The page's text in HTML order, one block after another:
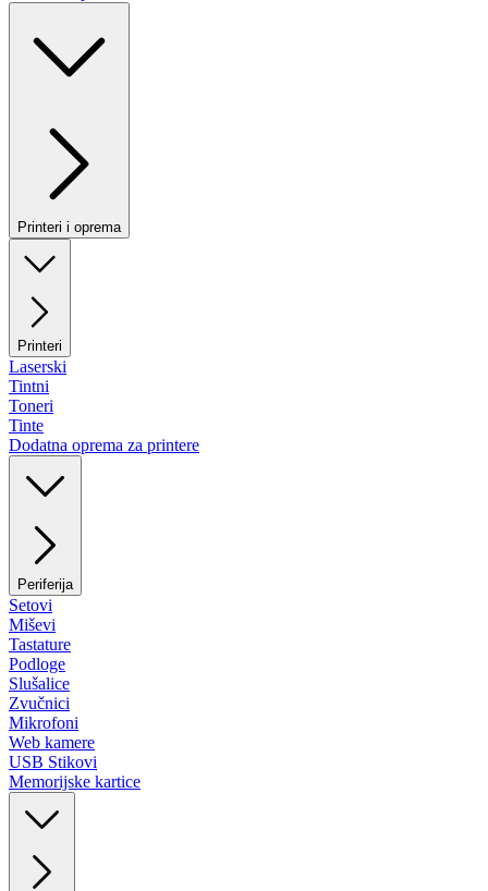
Printeri i oprema
Printeri
Laserski
Tintni
Toneri
Tinte
Dodatna oprema za printere
Periferija
Setovi
Miševi
Tastature
Podloge
Slušalice
Zvučnici
Mikrofoni
Web kamere
USB Stikovi
Memorijske kartice